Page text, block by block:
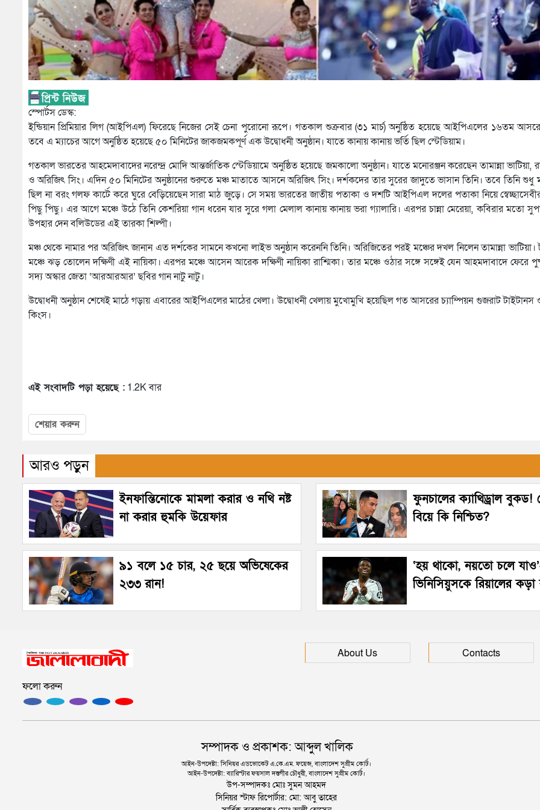
স্পোর্টস ডেস্ক:
ইন্ডিয়ান প্রিমিয়ার লিগ (আইপিএল) ফিরেছে নিজের সেই চেনা পুরোনো রূপে। গতকাল শুক্রবার (৩১ মার্চ) অনুষ্ঠিত হয়েছে আইপিএলের ১৬তম
তবে এ ম্যাচের আগে অনুষ্ঠিত হয়েছে ৫০ মিনিটের জাকজমকপূর্ণ এক উদ্বোধনী অনুষ্ঠান। যাতে কানায় কানায় ভর্তি ছিল স্টেডিয়াম।
গতকাল ভারতের আহমেদাবাদের নরেন্দ্র মোদি আন্তর্জাতিক স্টেডিয়ামে অনুষ্ঠিত হয়েছে জমকালো অনুষ্ঠান। যাতে মনোরঞ্জন করেছেন তামান্না ভাটিয়া,
ও অরিজিৎ সিং। এদিন ৫০ মিনিটের অনুষ্ঠানের শুরুতে মঞ্চ মাতাতে আসনে অরিজিৎ সিং। দর্শকদের তার সুরের জাদুতে ভাসান তিনি। তবে তিনি শুধু
ছিল না বরং গলফ কার্টে করে ঘুরে বেড়িয়েছেন সারা মাঠ জুড়ে। সে সময় ভারতের জাতীয় পতাকা ও দশটি আইপিএল দলের পতাকা নিয়ে
পিছু পিছু। এর আগে মঞ্চে উঠে তিনি কেশরিয়া গান ধরেন যার সুরে গলা মেলাল কানায় কানায় ভরা গ্যালারি। এরপর চান্না মেরেয়া, কবিরার মতো
উপহার দেন বলিউডের এই তারকা শিল্পী।
মঞ্চ থেকে নামার পর অরিজিৎ জানান এত দর্শকের সামনে কখনো লাইভ অনুষ্ঠান করেননি তিনি। অরিজিতের পরই মঞ্চের দখল নিলেন তামান্না ভাটিয়া।
মঞ্চে ঝড় তোলেন দক্ষিণী এই নায়িকা। এরপর মঞ্চে আসেন আরেক দক্ষিণী নায়িকা রাশ্মিকা। তার মঞ্চে ওঠার সঙ্গে সঙ্গেই যেন আহমদাবাদে ফেরে
সদ্য অস্কার জেতা ‘আরআরআর’ ছবির গান নাটু নাটু।
উদ্বোধনী অনুষ্ঠান শেষেই মাঠে গড়ায় এবারের আইপিএলের মাঠের খেলা। উদ্বোধনী খেলায় মুখোমুখি হয়েছিল গত আসরের চ্যাম্পিয়ন গুজরাট টাইটানস
কিংস।
এই সংবাদটি পড়া হয়েছে : 1.2K বার
শেয়ার করুন
আরও পড়ুন
ইনফান্তিনোকে মামলা করার ও নথি নষ্ট
না করার হুমকি উয়েফার
ফুনচালের ক্যাথিড্রাল
বিয়ে কি নিশ্চিত?
৯১ বলে ১৫ চার, ২৫ ছয়ে অভিষেকের
২৩৩ রান!
‘হয় থাকো, নয়তো চলে
ভিনিসিয়ুসকে রিয়ালের কড়া
ফলো করুন
About Us Contacts
সম্পাদক ও প্রকাশক: আব্দুল খালিক
আইন-উপদেষ্টা: সিনিয়র এডভোকেট এ.কে.এম. ফয়েজ, বাংলাদেশ সুপ্রীম কোর্ট।
আইন-উপদেষ্টা: ব্যারিস্টার ফয়সাল দস্তগীর চৌধুরী, বাংলাদেশ সুপ্রীম কোর্ট।
উপ-সম্পাদকঃ মোঃ সুমন আহমদ
সিনিয়র স্টাফ রিপোর্টার: মো: আবু তাহের